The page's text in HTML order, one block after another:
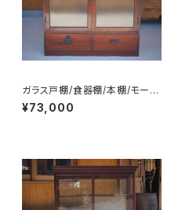
ガラス戸棚/食器棚/本棚/モール
ガラス/No.0224
¥73,000